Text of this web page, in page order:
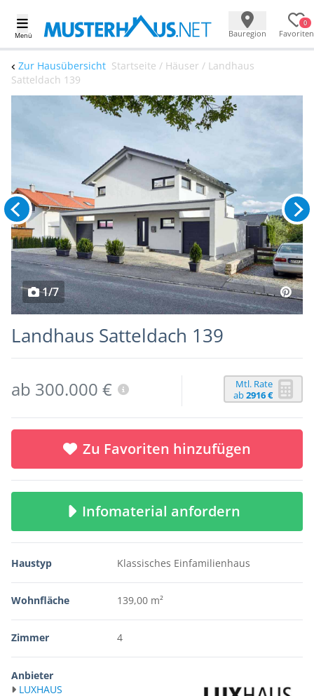
Menü Bauregion
0
Favoriten
Zur Hausübersicht Startseite / Häuser / Landhaus
Satteldach 139
1/7
Landhaus Satteldach 139
ab 300.000 €
Mtl. Rate
ab2916 €
Zu Favoriten hinzufügen
Infomaterial anfordern
Haustyp Klassisches Einfamilienhaus
Wohnfläche 139,00 m²
Zimmer 4
Anbieter
LUXHAUS